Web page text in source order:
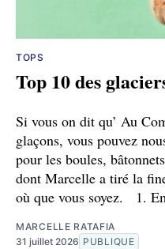
TOPS
Top 10 des
Si vous on dit qu’ Au
glaçons, vous pouvez
pour les boules,
dont Marcelle a tiré la
où que vous soyez. 1.
MARCELLE RATAFIA
31 juillet 2026 PUBLIQUE